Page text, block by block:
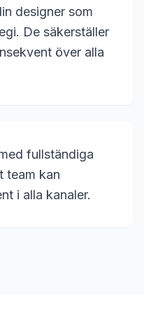
designer som
De säkerställer
över alla
fullständiga
team kan
i alla kanaler.